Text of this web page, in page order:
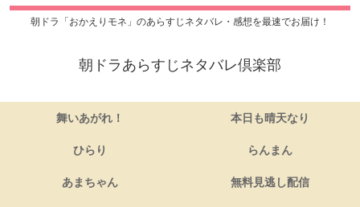
朝ドラ「おかえりモネ」のあらすじネタバレ・感想を最速でお届け！
朝ドラあらすじネタバレ倶楽部
舞いあがれ！ 本日も晴天なり
ひらり らんまん
あまちゃん 無料見逃し配信